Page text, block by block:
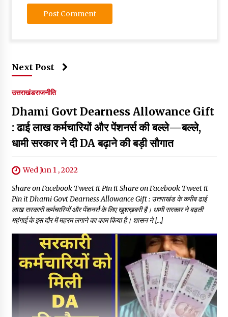
Next Post
उत्तराखंडराजनीति
Dhami Govt Dearness Allowance Gift
: ढाई लाख कर्मचारियों और पेंशनर्स की बल्ले—बल्ले,
धामी सरकार ने दी DA बढ़ाने की बड़ी सौगात
Wed Jun 1 , 2022
Share on Facebook Tweet it Pin it Share on Facebook Tweet it
Pin it Dhami Govt Dearness Allowance Gift : उत्तराखंड के करीब ढाई
लाख सरकारी कर्मचारियों और पेंशनर्स के लिए खुशख़बरी है। धामी सरकार ने बढ़ती
महंगाई के इस दौर में महरम लगाने का काम किया है। शासन ने […]